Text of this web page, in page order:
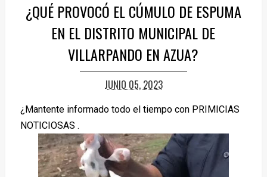
¿QUÉ PROVOCÓ EL CÚMULO DE ESPUMA
EN EL DISTRITO MUNICIPAL DE
VILLARPANDO EN AZUA?
JUNIO 05, 2023
¿Mantente informado todo el tiempo con PRIMICIAS
NOTICIOSAS .